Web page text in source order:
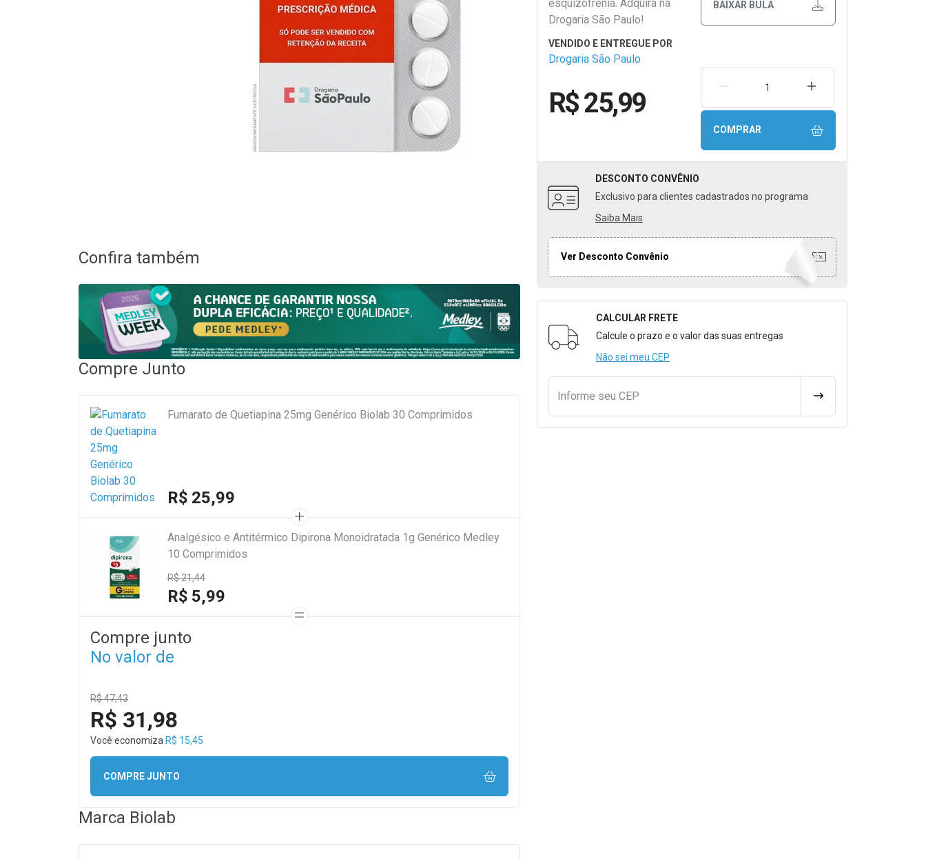
esquizofrenia. Adquira na
Drogaria São Paulo!
BAIXAR BULA
Drogaria São Paulo
R$ 25,99
REMOVER UMA UNIDADEAUMENTAR UMA
COMPRAR
DESCONTO CONVÊNIO
Exclusivo para clientes cadastrados no programa
Saiba Mais
Ver Desconto Convênio
Formulário para Calcular o Frete
CALCULAR FRETE
Calcule o prazo e o valor das suas entregas
Não sei meu CEP
Informe seu CEP CALCULAR FRETE
Confira também
Compre Junto
Fumarato de Quetiapina 25mg Genérico Biolab 30 Comprimidos
R$ 25,99
Analgésico e Antitérmico Dipirona Monoidratada 1g Genérico Medley
10 Comprimidos
R$ 21,44
R$ 5,99
Compre junto
No valor de
R$ 47,43
R$ 31,98
Você economiza R$ 15,45
COMPRE JUNTO
Marca Biolab